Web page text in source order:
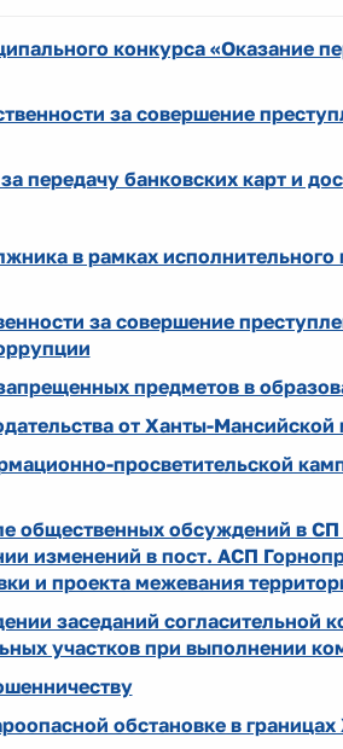
конкурса «Оказание
за совершение
передачу банковских карт и
в рамках исполнительного
за совершение
предметов в
от Ханты-
просветительской
общественных обсуждений в СП
изменений в пост. АСП
и проекта межевания
заседаний согласительной
участков при выполнении
обстановке в